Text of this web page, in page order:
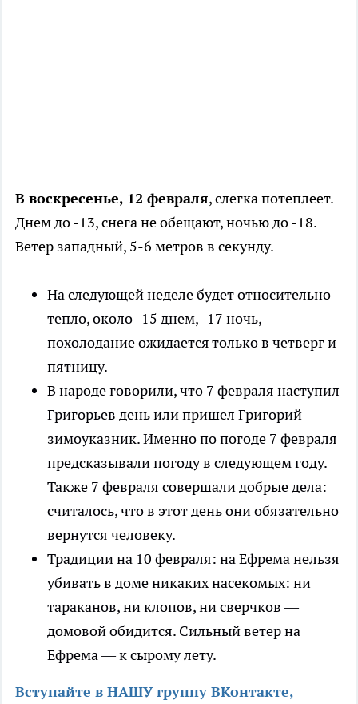
В воскресенье, 12 февраля, слегка потеплеет.
Днем до -13, снега не обещают, ночью до -18.
Ветер западный, 5-6 метров в секунду.
На следующей неделе будет относительно
тепло, около -15 днем, -17 ночь,
похолодание ожидается только в четверг и
пятницу.
В народе говорили, что 7 февраля наступил
Григорьев день или пришел Григорий-
зимоуказник. Именно по погоде 7 февраля
предсказывали погоду в следующем году.
Также 7 февраля совершали добрые дела:
считалось, что в этот день они обязательно
вернутся человеку.
Традиции на 10 февраля: на Ефрема нельзя
убивать в доме никаких насекомых: ни
тараканов, ни клопов, ни сверчков —
домовой обидится. Сильный ветер на
Ефрема — к сырому лету.
Вступайте в НАШУ группу ВКонтакте,